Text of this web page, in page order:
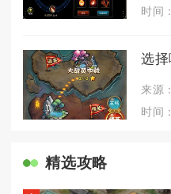
时间
来源
时间
精选攻略